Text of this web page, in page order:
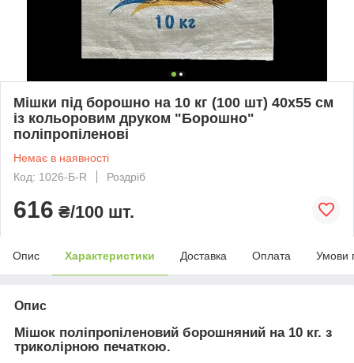
Мішки під борошно на 10 кг (100 шт) 40х55 см
із кольоровим друком "Борошно"
поліпропіленові
Немає в наявності
Код: 1026-Б-R
Роздріб
616 ₴/100 шт.
Опис Характеристики Доставка Оплата Умови
Опис
Мішок поліпропіленовий борошняний на 10 кг. з
триколірною печаткою.